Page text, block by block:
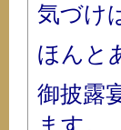
気づけ
ほんと
御披露
ます。